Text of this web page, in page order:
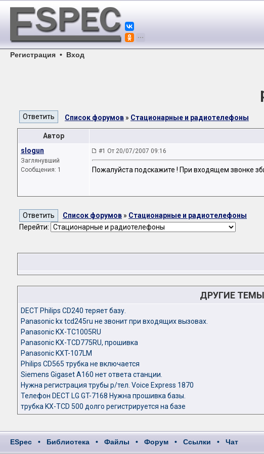
Регистрация • Вход
Список форумов » Стационарные и радиотелефоны
Автор
slogun
Заглянувший
Сообщения: 1
#1 От 20/07/2007 09:16
Пожалуйста подскажите ! При входящем звонке
Список форумов » Стационарные и радиотелефоны
Перейти:
ДРУГИЕ
DECT Philips CD240 теряет базу.
Panasonic kx tcd245ru не звонит при входящих вызовах.
Panasonic KX-TC1005RU
Panasonic KX-TCD775RU, прошивкa
Panasonic KXT-107LM
Philips CD565 трубка не включается
Siemens Gigaset A160 нет ответа станции.
Нужна регистрация трубы р/тел. Voice Express 1870
Телефон DECT LG GT-7168 Нужна прошивка базы.
трубка KX-TCD 500 долго регистрируется на базе
ESpec • Библиотека • Файлы • Форум • Ссылки • Чат